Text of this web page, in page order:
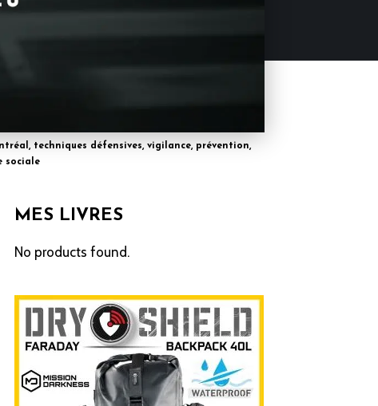
techniques défensives, vigilance, prévention,
sociale
MES LIVRES
No products found.